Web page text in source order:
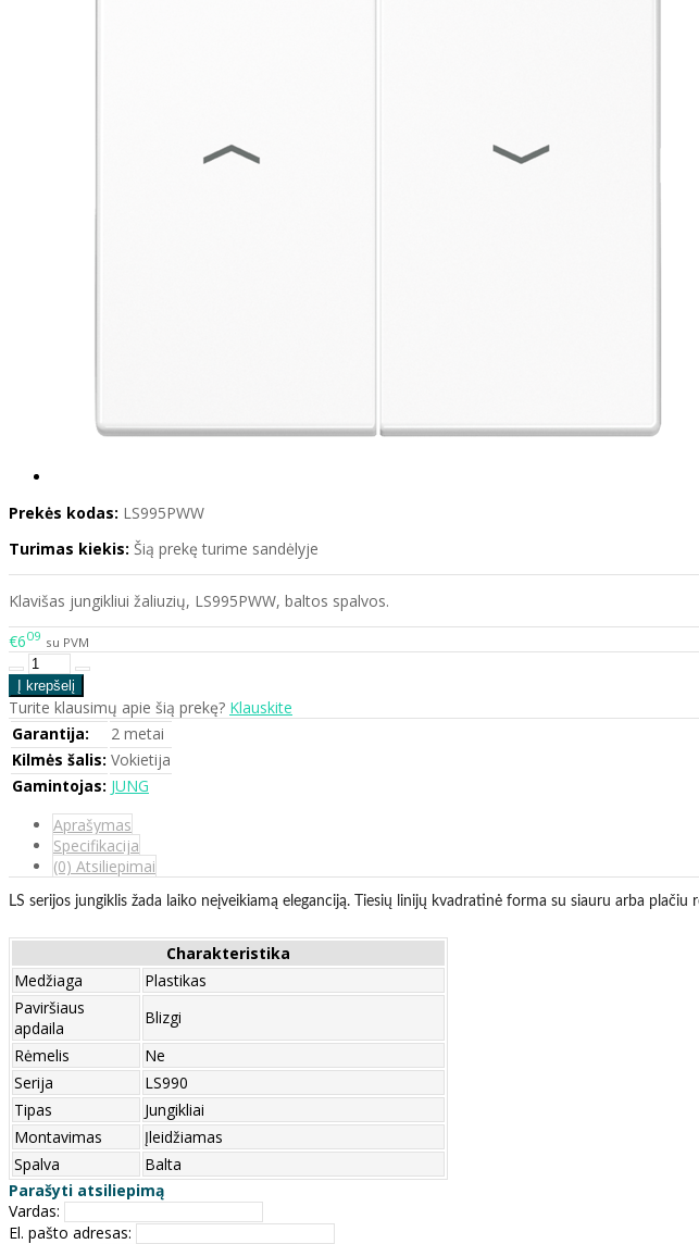
Prekės kodas: LS995PWW
Turimas kiekis: Šią prekę turime sandėlyje
Klavišas jungikliui žaliuzių, LS995PWW, baltos spalvos.
€609 su PVM
Turite klausimų apie šią prekę? Klauskite
Garantija:
2 metai
Kilmės šalis: Vokietija
Gamintojas: JUNG
Aprašymas
Specifikacija
(0) Atsiliepimai
LS serijos jungiklis žada laiko neįveikiamą eleganciją. Tiesių linijų kvadratinė forma su siauru arba
Charakteristika
Medžiaga
Plastikas
Paviršiaus
apdaila
Blizgi
Rėmelis
Ne
Serija
LS990
Tipas
Jungikliai
Montavimas
Įleidžiamas
Spalva
Balta
Parašyti atsiliepimą
Vardas:
El. pašto adresas: